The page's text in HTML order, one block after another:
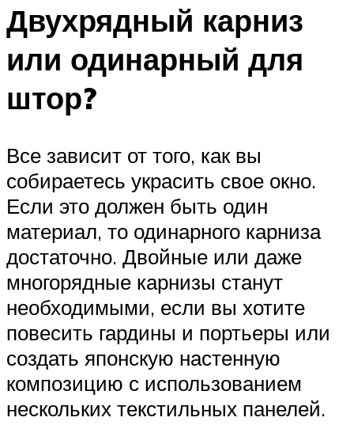
Двухрядный карниз
или одинарный для
штор?
Все зависит от того, как вы
собираетесь украсить свое окно.
Если это должен быть один
материал, то одинарного карниза
достаточно. Двойные или даже
многорядные карнизы станут
необходимыми, если вы хотите
повесить гардины и портьеры или
создать японскую настенную
композицию с использованием
нескольких текстильных панелей.